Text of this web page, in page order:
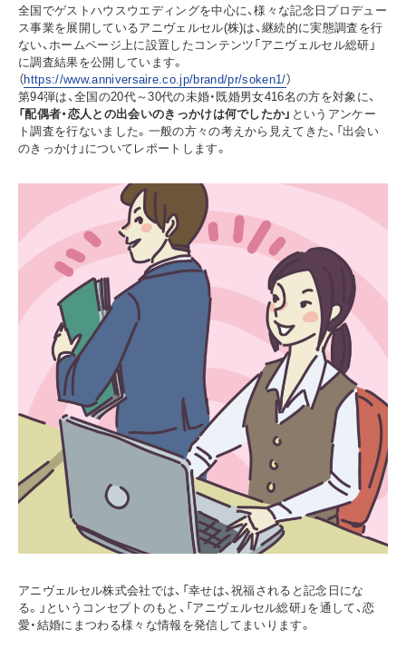
全国でゲストハウスウエディングを中心に、様々な記念日プロデュー
ス事業を展開しているアニヴェルセル(株)は、継続的に実態調査を行
ない、ホームページ上に設置したコンテンツ「アニヴェルセル総研」
に調査結果を公開しています。
（https://www.anniversaire.co.jp/brand/pr/soken1/）
第94弾は、全国の20代～30代の未婚・既婚男女416名の方を対象に、
「配偶者・恋人との出会いのきっかけは何でしたか」 というアンケー
ト調査を行ないました。一般の方々の考えから見えてきた、「出会い
のきっかけ」についてレポートします。
アニヴェルセル株式会社では、「幸せは、祝福されると記念日にな
る。」というコンセプトのもと、「アニヴェルセル総研」を通して、恋
愛・結婚にまつわる様々な情報を発信してまいります。